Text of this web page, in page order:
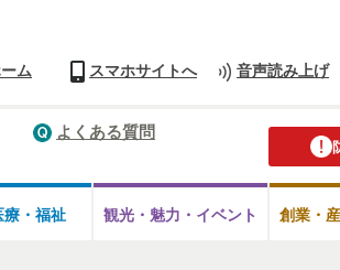
ム スマホサイトへ 音声読み上げ
よくある質問
・ 福祉 観光・魅力・ イベント 創業・